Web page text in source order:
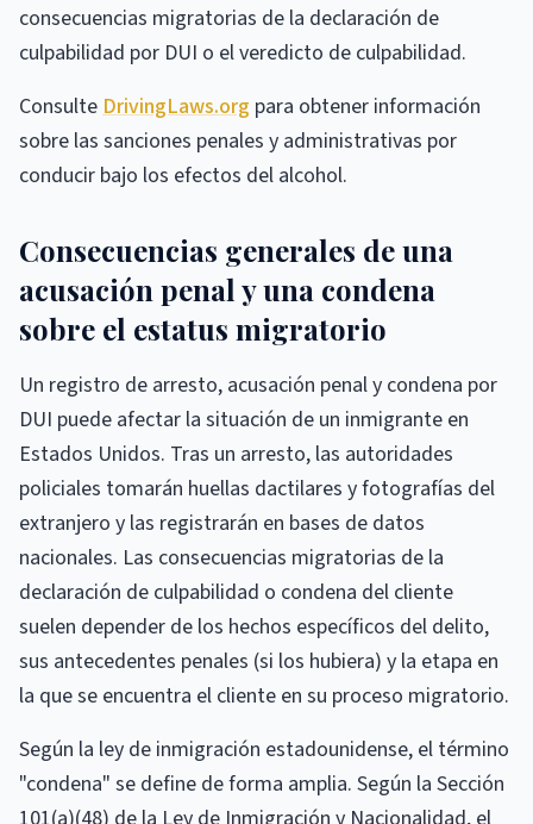
consecuencias migratorias de la declaración de
culpabilidad por DUI o el veredicto de culpabilidad.
ConsulteDrivingLaws.org para obtener información
sobre las sanciones penales y administrativas por
conducir bajo los efectos del alcohol.
Consecuencias generales de una
acusación penal y una condena
sobre el estatus migratorio
Un registro de arresto, acusación penal y condena por
DUI puede afectar la situación de un inmigrante en
Estados Unidos. Tras un arresto, las autoridades
policiales tomarán huellas dactilares y fotografías del
extranjero y las registrarán en bases de datos
nacionales. Las consecuencias migratorias de la
declaración de culpabilidad o condena del cliente
suelen depender de los hechos específicos del delito,
sus antecedentes penales (si los hubiera) y la etapa en
la que se encuentra el cliente en su proceso migratorio.
Según la ley de inmigración estadounidense, el término
"condena" se define de forma amplia. Según la Sección